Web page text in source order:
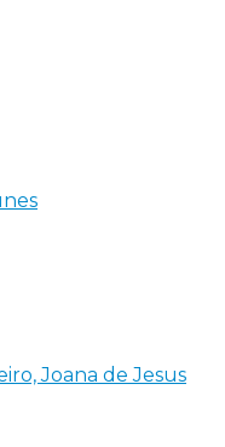
Joana de Jesus